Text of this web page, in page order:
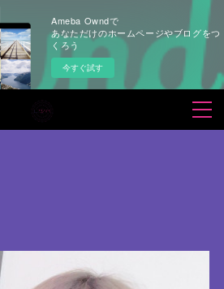
Ameba Owndで
あなただけのホームページやブログをつ
くろう
今すぐ試す